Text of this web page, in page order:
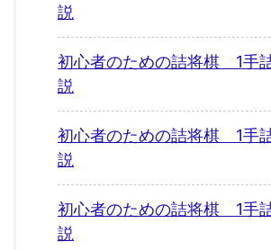
説
初心者のための詰将棋 1手
説
初心者のための詰将棋 1手
説
初心者のための詰将棋 1手
説